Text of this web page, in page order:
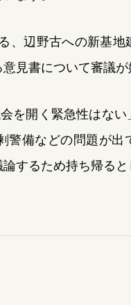
、辺野古への新基地
見書について審議が
を開く緊急性はない
警備などの問題が
するため持ち帰ると